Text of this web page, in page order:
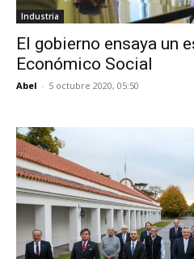
Industria
El gobierno ensaya un
Económico Social
Abel - 5 octubre 2020, 05:50